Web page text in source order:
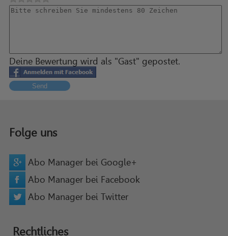
Deine Bewertung wird als "Gast" gepostet.
Send
Folge uns
Abo Manager bei Google+
Abo Manager bei Facebook
Abo Manager bei Twitter
Rechtliches